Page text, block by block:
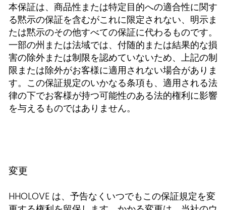
本保証は、商品性または特定目的への適合性に関す
る黙示の保証を含むがこれに限定されない、明示ま
たは黙示のその他すべての保証に代わるものです。
一部の州または法域では、付随的または結果的な損
害の除外または制限を認めていないため、上記の制
限または除外がお客様に適用されない場合がありま
す。この保証規定のいかなる条項も、適用される法
律の下でお客様が持つ可能性のある法的権利に影響
を与えるものではありません。
変更
HHOLOVE は、予告なくいつでもこの保証規定を変